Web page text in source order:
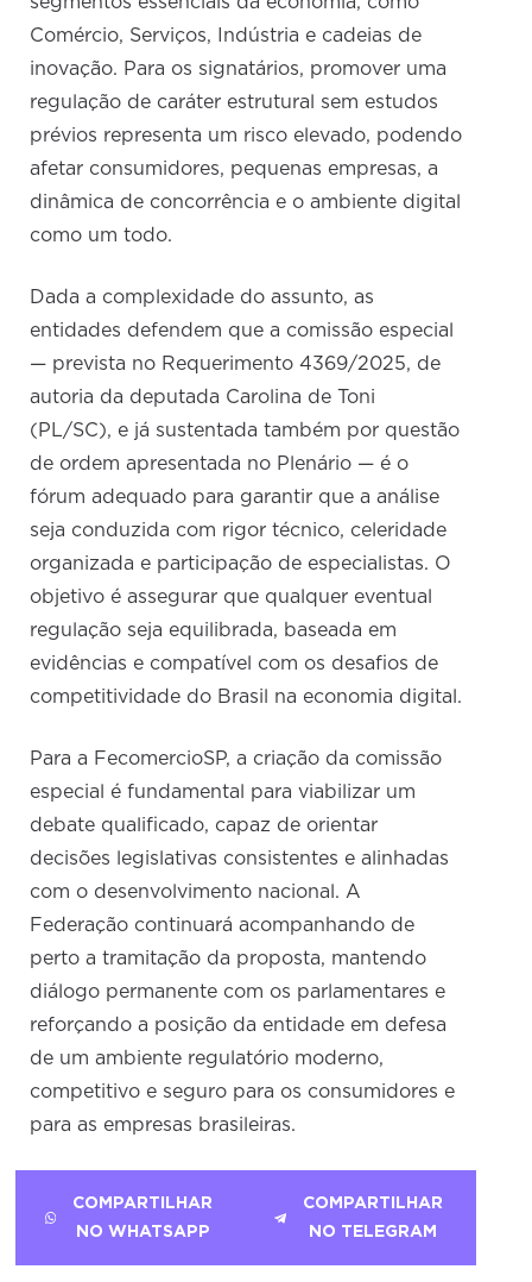
Comércio, Serviços, Indústria e cadeias de
inovação. Para os signatários, promover uma
regulação de caráter estrutural sem estudos
prévios representa um risco elevado, podendo
afetar consumidores, pequenas empresas, a
dinâmica de concorrência e o ambiente digital
como um todo.
Dada a complexidade do assunto, as
entidades defendem que a comissão especial
— prevista no Requerimento 4369/2025, de
autoria da deputada Carolina de Toni
(PL/SC), e já sustentada também por questão
de ordem apresentada no Plenário — é o
fórum adequado para garantir que a análise
seja conduzida com rigor técnico, celeridade
organizada e participação de especialistas. O
objetivo é assegurar que qualquer eventual
regulação seja equilibrada, baseada em
evidências e compatível com os desafios de
competitividade do Brasil na economia digital.
Para a FecomercioSP, a criação da comissão
especial é fundamental para viabilizar um
debate qualificado, capaz de orientar
decisões legislativas consistentes e alinhadas
com o desenvolvimento nacional. A
Federação continuará acompanhando de
perto a tramitação da proposta, mantendo
diálogo permanente com os parlamentares e
reforçando a posição da entidade em defesa
de um ambiente regulatório moderno,
competitivo e seguro para os consumidores e
para as empresas brasileiras.
COMPARTILHAR
NO WHATSAPP
COMPARTILHAR
NO TELEGRAM